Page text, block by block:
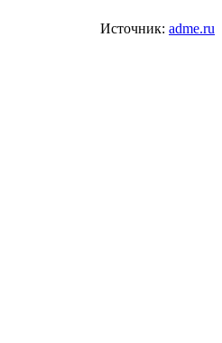
Источник: adme.ru